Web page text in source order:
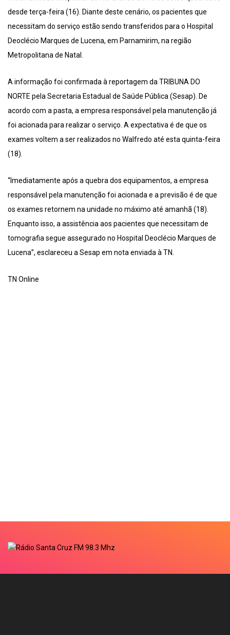
desde terça-feira (16). Diante deste cenário, os pacientes que
necessitam do serviço estão sendo transferidos para o Hospital
Deoclécio Marques de Lucena, em Parnamirim, na região
Metropolitana de Natal.
A informação foi confirmada à reportagem da TRIBUNA DO
NORTE pela Secretaria Estadual de Saúde Pública (Sesap). De
acordo com a pasta, a empresa responsável pela manutenção já
foi acionada para realizar o serviço. A expectativa é de que os
exames voltem a ser realizados no Walfredo até esta quinta-feira
(18).
“Imediatamente após a quebra dos equipamentos, a empresa
responsável pela manutenção foi acionada e a previsão é de que
os exames retornem na unidade no máximo até amanhã (18).
Enquanto isso, a assistência aos pacientes que necessitam de
tomografia segue assegurado no Hospital Deoclécio Marques de
Lucena”, esclareceu a Sesap em nota enviada à TN.
TN Online